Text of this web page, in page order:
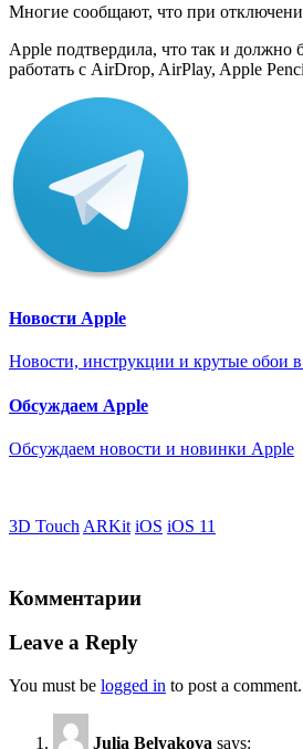
Многие сообщают, что при
Apple подтвердила, что так и должно
работать с AirDrop, AirPlay, Apple
Новости Apple
Новости, инструкции и крутые обои
Обсуждаем Apple
Обсуждаем новости и новинки Apple
3D Touch ARKit iOS iOS 11
Комментарии
Leave a Reply
You must be logged in to post a comment.
Julia Belyakova says: